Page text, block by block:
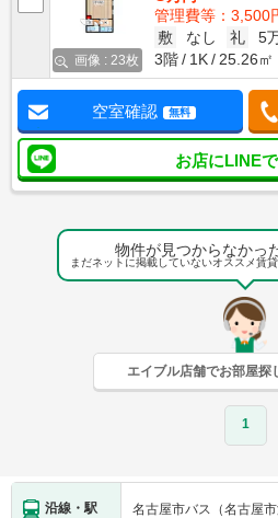
画像 : 23枚
管理費等：3,500
敷
なし 礼
5
3階
1K 25.26㎡
空室確認 無料
お店にLINE
物件が見つからなかっ
まだネットに掲載していないオススメ賃
エイブル店舗でお部屋探
1
沿線・駅 名古屋市バス（名古屋市